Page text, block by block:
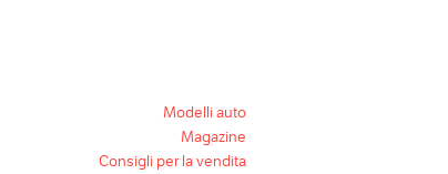
Modelli auto
Magazine
Consigli per la vendita